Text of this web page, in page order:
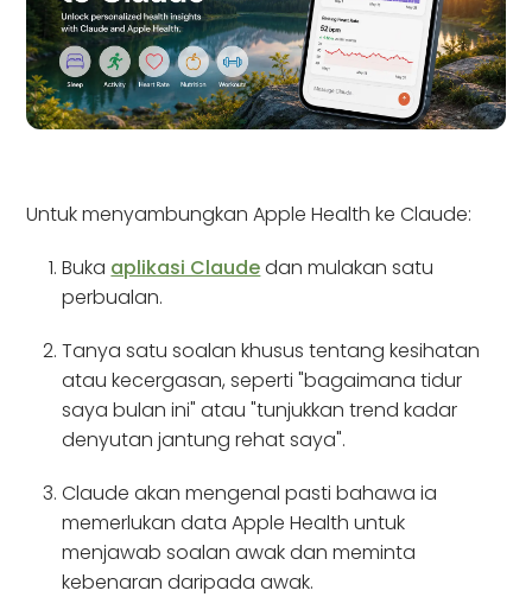
Untuk menyambungkan Apple Health ke Claude:
Buka aplikasi Claudedan mulakan satu
perbualan.
Tanya satu soalan khusus tentang kesihatan
atau kecergasan, seperti "bagaimana tidur
saya bulan ini" atau "tunjukkan trend kadar
denyutan jantung rehat saya".
Claude akan mengenal pasti bahawa ia
memerlukan data Apple Health untuk
menjawab soalan awak dan meminta
kebenaran daripada awak.